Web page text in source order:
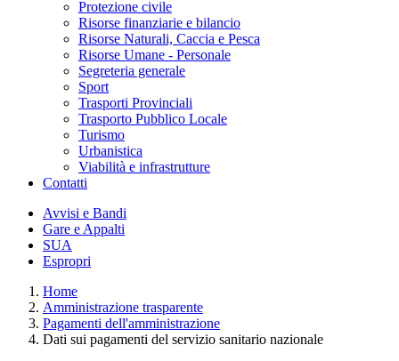
Protezione civile
Risorse finanziarie e bilancio
Risorse Naturali, Caccia e Pesca
Risorse Umane - Personale
Segreteria generale
Sport
Trasporti Provinciali
Trasporto Pubblico Locale
Turismo
Urbanistica
Viabilità e infrastrutture
Contatti
Avvisi e Bandi
Gare e Appalti
SUA
Espropri
Home
Amministrazione trasparente
Pagamenti dell'amministrazione
Dati sui pagamenti del servizio sanitario nazionale